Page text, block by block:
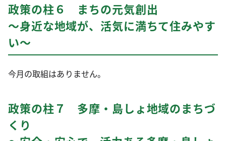
政策の柱６ まちの元気創出
～身近な地域が、活気に満ちて住みやす
い～
今月の取組はありません。
政策の柱７ 多摩・島しょ地域のまちづ
くり